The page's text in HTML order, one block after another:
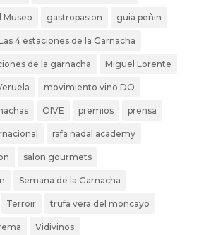
Museo gastropasion guia peñin
4 estaciones de la Garnacha
de la garnacha Miguel Lorente
movimiento vino DO
OIVE premios prensa
rafa nadal academy
salon gourmets
Semana de la Garnacha
Terroir trufa vera del moncayo
Vidivinos